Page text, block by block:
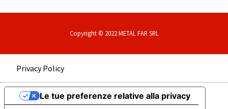
Copyright © 2022 METAL FAR SRL
Privacy Policy
Le tue preferenze relative alla privacy